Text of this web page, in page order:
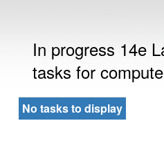
In progress 14e
tasks for
No tasks to display